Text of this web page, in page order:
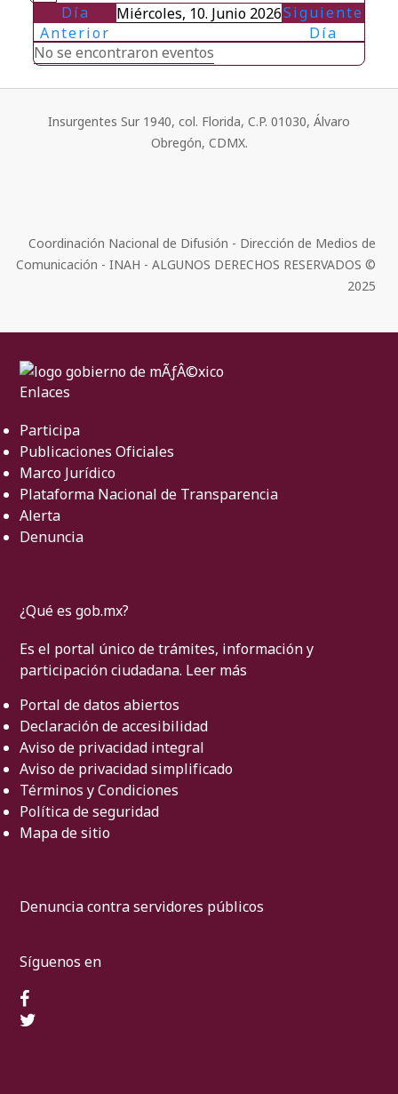
Día
Anterior
Miércoles, 10. Junio 2026Siguiente
Día
No se encontraron eventos
Insurgentes Sur 1940, col. Florida, C.P. 01030, Álvaro
Obregón, CDMX.
Coordinación Nacional de Difusión - Dirección de Medios de
Comunicación - INAH - ALGUNOS DERECHOS RESERVADOS ©
2025
Enlaces
Participa
Publicaciones Oficiales
Marco Jurídico
Plataforma Nacional de Transparencia
Alerta
Denuncia
¿Qué es gob.mx?
Es el portal único de trámites, información y
participación ciudadana. Leer más
Portal de datos abiertos
Declaración de accesibilidad
Aviso de privacidad integral
Aviso de privacidad simplificado
Términos y Condiciones
Política de seguridad
Mapa de sitio
Denuncia contra servidores públicos
Síguenos en